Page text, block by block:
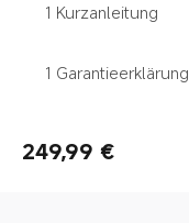
249,99 €
1 Kurzanleitung
1 Garantieerklärung